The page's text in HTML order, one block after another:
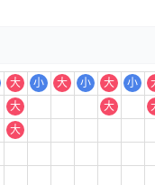
小
大
大
小
大
小
大
大
大